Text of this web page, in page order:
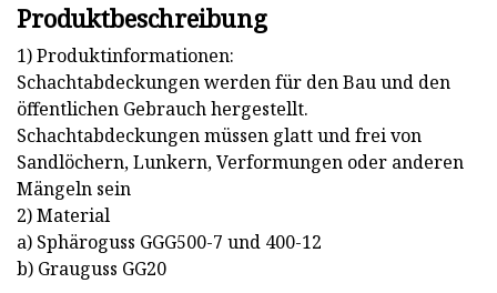
Produktbeschreibung
1) Produktinformationen:
Schachtabdeckungen werden für den Bau und den
öffentlichen Gebrauch hergestellt.
Schachtabdeckungen müssen glatt und frei von
Sandlöchern, Lunkern, Verformungen oder anderen
Mängeln sein
2) Material
a) Sphäroguss GGG500-7 und 400-12
b) Grauguss GG20